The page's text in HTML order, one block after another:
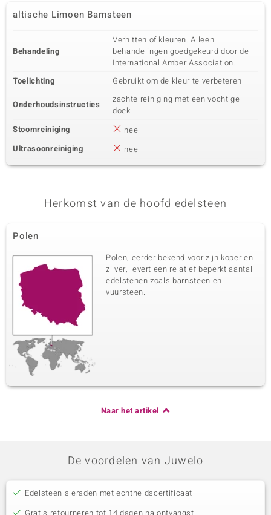
altische Limoen Barnsteen
Behandeling
Verhitten of kleuren. Alleen
behandelingen goedgekeurd door de
International Amber Association.
Toelichting
Gebruikt om de kleur te verbeteren
Onderhoudsinstructies
zachte reiniging met een vochtige
doek
Stoomreiniging
nee
Ultrasoonreiniging
nee
Herkomst van de hoofd edelsteen
Polen
Polen, eerder bekend voor zijn koper en
zilver, levert een relatief beperkt aantal
edelstenen zoals barnsteen en
vuursteen.
Naar het artikel
De voordelen van Juwelo
Edelsteen sieraden met echtheidscertificaat